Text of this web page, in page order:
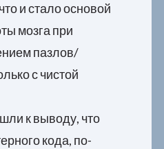
и стало основой
мозга при
пазлов/
с чистой
к выводу, что
кода, по-